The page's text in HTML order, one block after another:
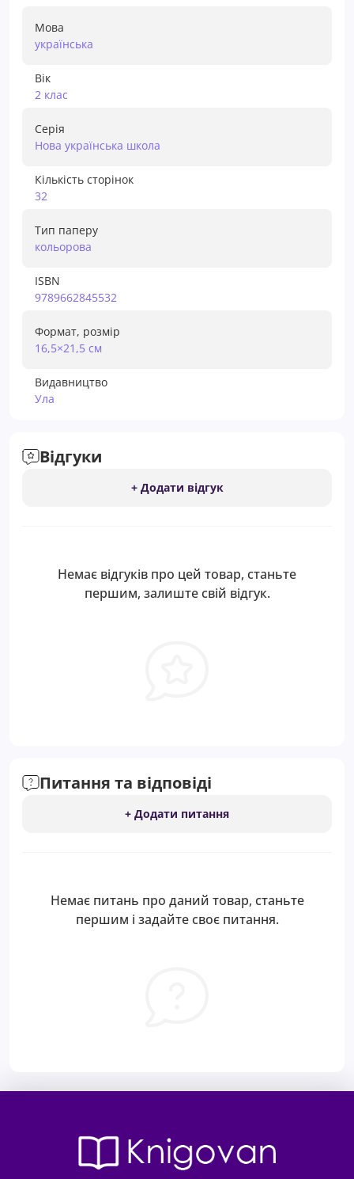
Мова
українська
Вік
2 клас
Серія
Нова українська школа
Кількість сторінок
32
Тип паперу
кольорова
ISBN
9789662845532
Формат, розмір
16,5×21,5 см
Видавництво
Ула
Відгуки
+ Додати відгук
Немає відгуків про цей товар, станьте
першим, залиште свій відгук.
Питання та відповіді
+ Додати питання
Немає питань про даний товар, станьте
першим і задайте своє питання.